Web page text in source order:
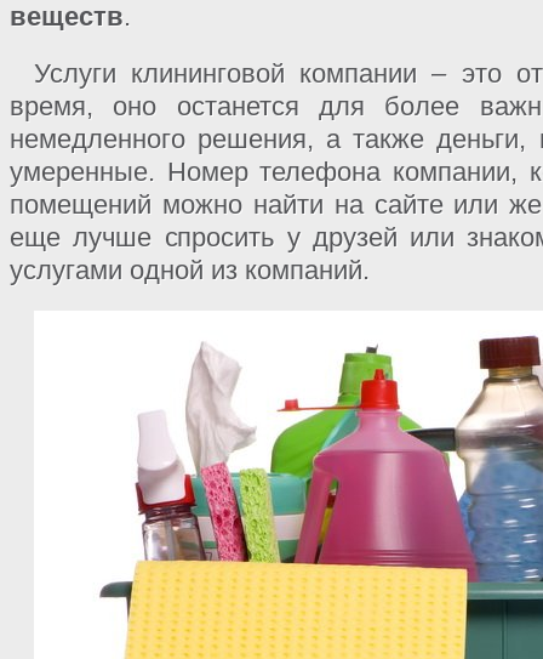
веществ.
Услуги клининговой компании – это
время, оно останется для более
немедленного решения, а также
умеренные. Номер телефона компании,
помещений можно найти на сайте или
еще лучше спросить у друзей или
услугами одной из компаний.